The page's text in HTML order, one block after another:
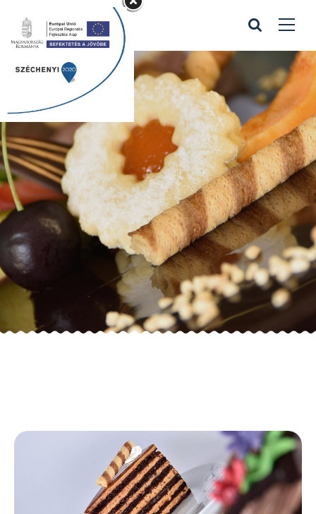
stop cuki
sütemények 01
Home / Portfolio items / stop cuki sütemények 01